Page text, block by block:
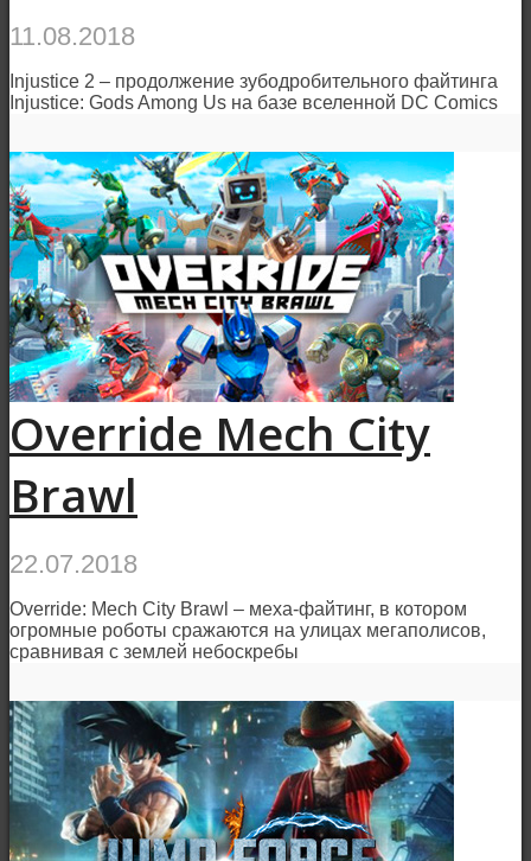
11.08.2018
Injustice 2 – продолжение зубодробительного файтинга
Injustice: Gods Among Us на базе вселенной DC Comics
Override Mech City
Brawl
22.07.2018
Override: Mech City Brawl – меха-файтинг, в котором
огромные роботы сражаются на улицах мегаполисов,
сравнивая с землей небоскребы